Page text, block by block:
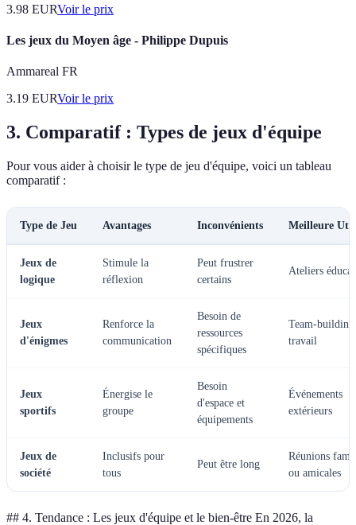
3.98 EURVoir le prix
Les jeux du Moyen âge - Philippe Dupuis
Ammareal FR
3.19 EURVoir le prix
3. Comparatif : Types de jeux d'équipe
Pour vous aider à choisir le type de jeu d'équipe, voici un tableau
comparatif :
Type de Jeu Avantages Inconvénients Meilleure
Jeux de
logique
Stimule la
réflexion
Peut frustrer
certains
Ateliers
Jeux
d'énigmes
Renforce la
communication
Besoin de
ressources
spécifiques
Team-building
travail
Jeux
sportifs
Énergise le
groupe
Besoin
d'espace et
équipements
Événements
extérieurs
Jeux de
société
Inclusifs pour
tous
Peut être long
Réunions
ou amicales
## 4. Tendance : Les jeux d'équipe et le bien-être En 2026, la